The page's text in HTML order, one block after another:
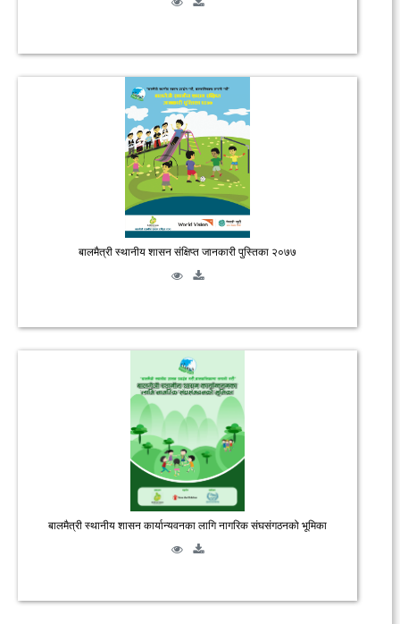
बालमैत्री स्थानीय शासन संक्षिप्त जानकारी पुस्तिका २०७७
बालमैत्री स्थानीय शासन कार्यान्यवनका लागि नागरिक संघसंगठनको भूमिका